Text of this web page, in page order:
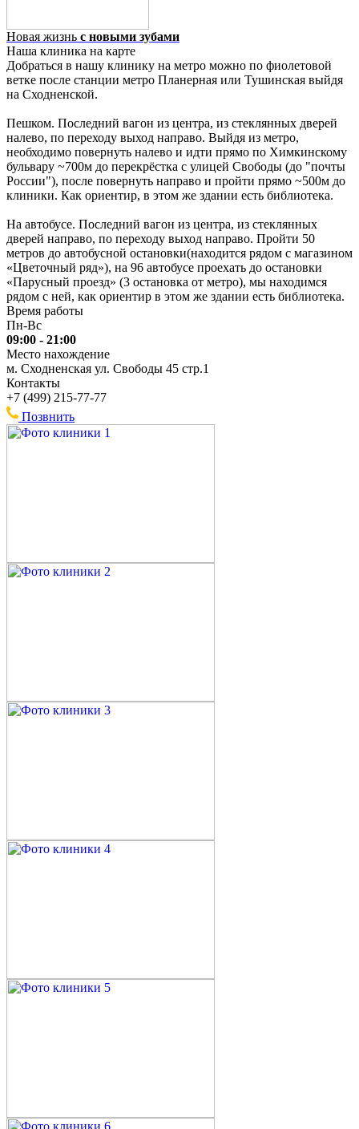
Новая жизнь с новыми зубами
Наша клиника на карте
Добраться в нашу клинику на метро можно по фиолетовой
ветке после станции метро Планерная или Тушинская выйдя
на Сходненской.
Пешком. Последний вагон из центра, из стеклянных дверей
налево, по переходу выход направо. Выйдя из метро,
необходимо повернуть налево и идти прямо по Химкинскому
бульвару ~700м до перекрёстка с улицей Свободы (до "почты
России"), после повернуть направо и пройти прямо ~500м до
клиники. Как ориентир, в этом же здании есть библиотека.
На автобусе. Последний вагон из центра, из стеклянных
дверей направо, по переходу выход направо. Пройти 50
метров до автобусной остановки(находится рядом с магазином
«Цветочный ряд»), на 96 автобусе проехать до остановки
«Парусный проезд» (3 остановка от метро), мы находимся
рядом с ней, как ориентир в этом же здании есть библиотека.
Время работы
Пн-Вс
09:00 - 21:00
Место нахождение
м. Сходненская ул. Свободы 45 стр.1
Контакты
+7 (499) 215-77-77
Позвнить